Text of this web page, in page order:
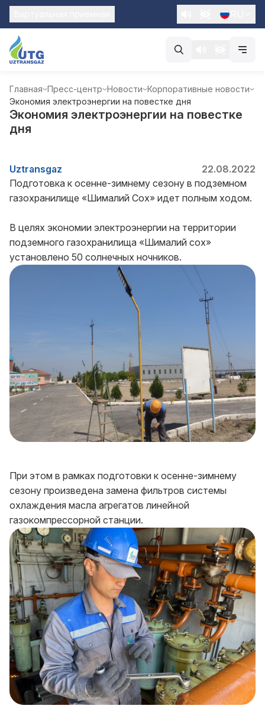
Главная Пресс-центр Новости Корпоративные новости
Экономия электроэнергии на повестке дня
Экономия электроэнергии на повестке
дня
Uztransgaz
22.08.2022
Подготовка к осенне-зимнему сезону в подземном
газохранилище «Шималий Сох» идет полным ходом.
В целях экономии электроэнергии на территории
подземного газохранилища «Шималий сох»
установлено 50 солнечных ночников.
При этом в рамках подготовки к осенне-зимнему
сезону произведена замена фильтров системы
охлаждения масла агрегатов линейной
газокомпрессорной станции.